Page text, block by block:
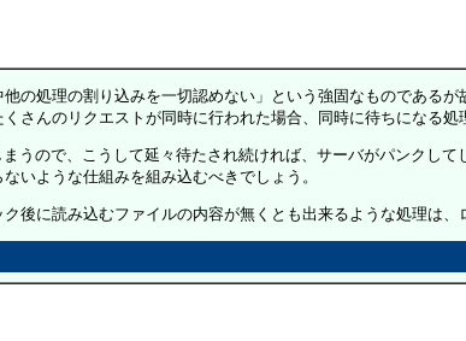
処理の割り込みを一切認めない」という強固なものであるが
んのリクエストが同時に行われた場合、同時に待ちになる処
ので、こうして延々待たされ続ければ、サーバがパンクして
いような仕組みを組み込むべきでしょう。
に読み込むファイルの内容が無くとも出来るような処理は、